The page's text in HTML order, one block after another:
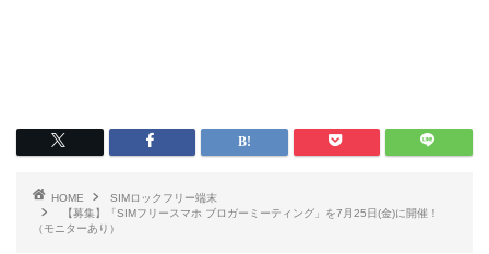
HOME
SIMロックフリー端末
【募集】「SIMフリースマホ ブロガーミーティング」を7月25日(金)に開催！
（モニターあり）